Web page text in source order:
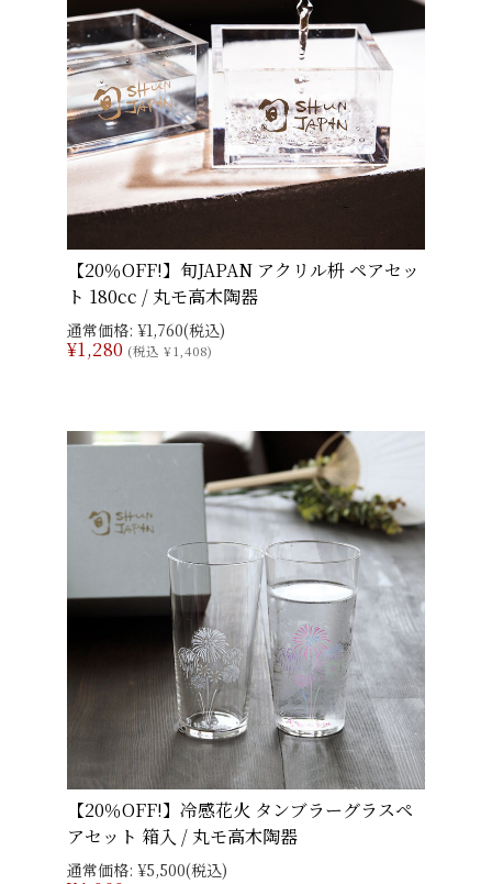
【20％OFF!】旬JAPAN アクリル枡 ペアセッ
ト 180cc / 丸モ高木陶器
通常価格: ¥1,760(税込)
¥1,280 (税込 ¥1,408)
【20％OFF!】冷感花火 タンブラーグラスペ
アセット 箱入 / 丸モ高木陶器
通常価格: ¥5,500(税込)